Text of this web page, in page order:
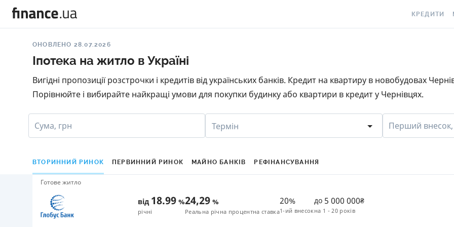
КРЕДИТИ
КРЕДИТ
КРЕДИТ БЕЗ
ІСТОРІЄЮ
ОНОВЛЕНО 28.07.2026
Іпотека на житло в Україні
Вигідні пропозиції розстрочки і кредитів від українських банків. Кредит на квартиру в новобудовах
Порівнюйте і вибирайте найкращі умови для покупки будинку або квартири в кредит у Чернівцях.
Сума, грн Термін Перший внесок,
ВТОРИННИЙ РИНОК ПЕРВИННИЙ РИНОК МАЙНО БАНКІВ РЕФІНАНСУВАННЯ
Готове житло
від 18.99 %
річні
24,29 %
Реальна річна процентна ставка
20%
1-ий внесок
до 5 000 000₴
на 1 - 20 років